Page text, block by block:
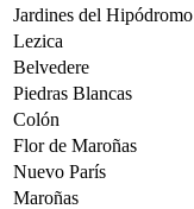
Jardines del Hipódromo
Lezica
Belvedere
Piedras Blancas
Colón
Flor de Maroñas
Nuevo París
Maroñas